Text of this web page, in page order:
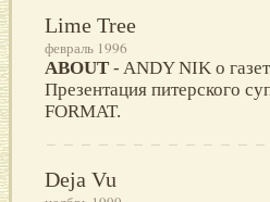
Lime Tree
февраль 1996
ABOUT - ANDY NIK о
Презентация питерского
FORMAT.
Deja Vu